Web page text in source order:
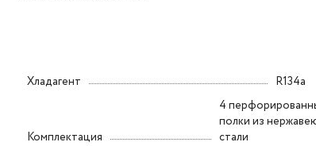
Хладагент R134a
Комплектация
4
полки из
стали